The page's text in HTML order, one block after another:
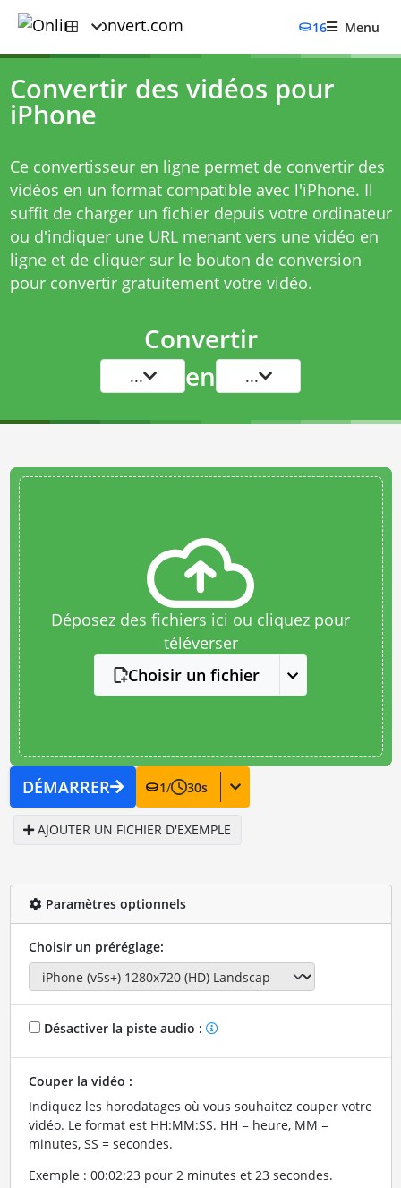
16 Menu
Convertir des vidéos pour
iPhone
Ce convertisseur en ligne permet de convertir des
vidéos en un format compatible avec l'iPhone. Il
suffit de charger un fichier depuis votre ordinateur
ou d'indiquer une URL menant vers une vidéo en
ligne et de cliquer sur le bouton de conversion
pour convertir gratuitement votre vidéo.
Convertir
... en ...
Déposez des fichiers ici ou cliquez pour
téléverser
Choisir un fichier
DÉMARRER 1/ 30s
AJOUTER UN FICHIER D'EXEMPLE
Paramètres optionnels
Choisir un préréglage:
Désactiver la piste audio :
Couper la vidéo :
Indiquez les horodatages où vous souhaitez couper votre
vidéo. Le format est HH:MM:SS. HH = heure, MM =
minutes, SS = secondes.
Exemple : 00:02:23 pour 2 minutes et 23 secondes.